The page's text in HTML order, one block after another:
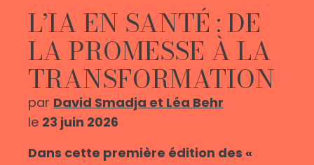
L’IA EN SANTÉ : DE
LA PROMESSE À LA
TRANSFORMATION
par David Smadja et Léa Behr
le 23 juin 2026
Dans cette première édition des «